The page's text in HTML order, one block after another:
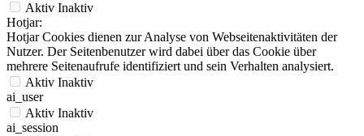
Aktiv Inaktiv
Hotjar:
Hotjar Cookies dienen zur Analyse von Webseitenaktivitäten der
Nutzer. Der Seitenbenutzer wird dabei über das Cookie über
mehrere Seitenaufrufe identifiziert und sein Verhalten analysiert.
Aktiv Inaktiv
ai_user
Aktiv Inaktiv
ai_session